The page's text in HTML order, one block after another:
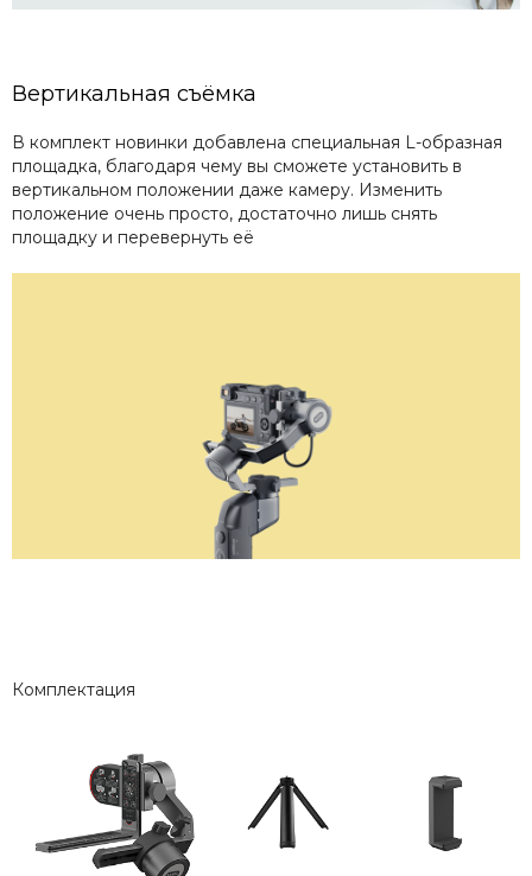
Вертикальная съёмка
В комплект новинки добавлена специальная L-образная
площадка, благодаря чему вы сможете установить в
вертикальном положении даже камеру. Изменить
положение очень просто, достаточно лишь снять
площадку и перевернуть её
Комплектация